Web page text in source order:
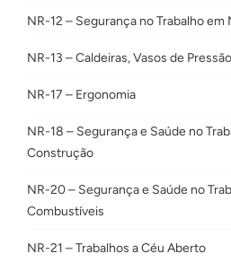
NR-12 – Segurança no Trabalho
NR-13 – Caldeiras, Vasos de
NR-17 – Ergonomia
NR-18 – Segurança e Saúde no
Construção
NR-20 – Segurança e Saúde no
Combustíveis
NR-21 – Trabalhos a Céu Aberto